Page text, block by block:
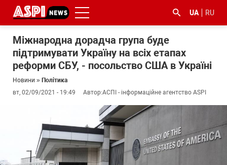
UA RU
Міжнародна дорадча група буде
підтримувати Україну на всіх етапах
реформи СБУ, - посольство США в Україні
Новини » Політика
вт, 02/09/2021 - 19:49
Автор:АСПІ - інформаційне агентство ASPI
корупцією
#ДФС #Київ #коронавірус